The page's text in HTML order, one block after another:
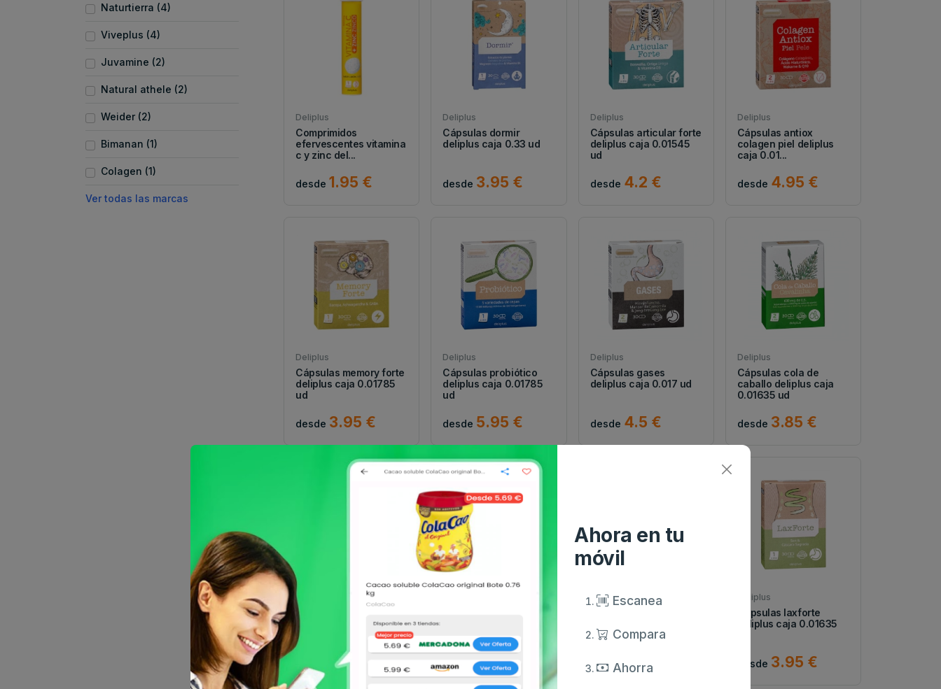
Naturtierra (4)
Viveplus (4)
Juvamine (2)
Natural athele (2)
Weider (2)
Bimanan (1)
Colagen (1)
Ver todas las marcas
Deliplus
Comprimidos
efervescentes vitamina
c y zinc del...
desde 1.95 €
Deliplus
Cápsulas dormir
deliplus caja 0.33 ud
desde 3.95 €
Deliplus
Cápsulas articular forte
deliplus caja 0.01545
ud
desde 4.2 €
Deliplus
Cápsulas antiox
colagen piel deliplus
caja 0.01...
desde 4.95 €
Deliplus
Cápsulas memory forte
deliplus caja 0.01785
ud
desde 3.95 €
Deliplus
Cápsulas probiótico
deliplus caja 0.01785
ud
desde 5.95 €
Deliplus
Cápsulas gases
deliplus caja 0.017 ud
desde 4.5 €
Deliplus
Cápsulas cola de
caballo deliplus caja
0.01635 ud
desde 3.85 €
Deliplus
Cápsulas alcachofa
deliplus caja 0.01635
ud
3.95 €
Cápsulas quemagrasas
desde3.95 €
Deliplus
ml
desde3.6 €
Deliplus
Cápsulas laxforte
deliplus caja 0.01635
desde 3.95 €
Ahora en tu
móvil
Escanea
Compara
Ahorra